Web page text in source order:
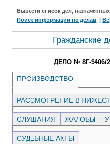
Вывести список дел, назначенных
Поиск информации по делам |
Гражданские
ДЕЛО № 8Г-9406/
ПРОИЗВОДСТВО
РАССМОТРЕНИЕ В
СЛУШАНИЯ ЖАЛОБЫ
СУДЕБНЫЕ АКТЫ